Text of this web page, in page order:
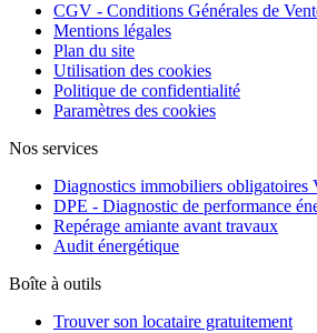
CGV - Conditions Générales de
Mentions légales
Plan du site
Utilisation des cookies
Politique de confidentialité
Paramètres des cookies
Nos services
Diagnostics immobiliers obligatoires
DPE - Diagnostic de performance
Repérage amiante avant travaux
Audit énergétique
Boîte à outils
Trouver son locataire gratuitement